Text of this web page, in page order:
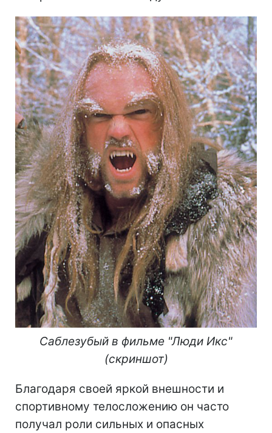
Саблезубый в фильме "Люди Икс"
(скриншот)
Благодаря своей яркой внешности и
спортивному телосложению он часто
получал роли сильных и опасных